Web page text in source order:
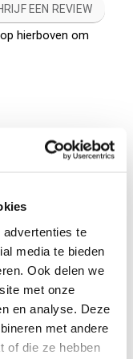
te
media te bieden
Ook delen we
met onze
en analyse. Deze
met andere
of die ze hebben
EEN REVIEW
hierboven om
CADEAUTIP